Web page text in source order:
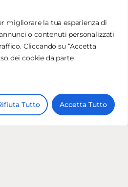
migliorare la tua esperienza di
o contenuti personalizzati
Cliccando su “Accetta
dei cookie da parte
Tutto Accetta Tutto